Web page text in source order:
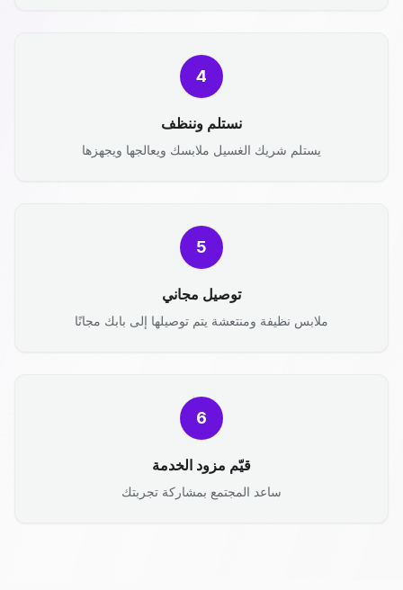
4
نستلم وننظف
يستلم شريك الغسيل ملابسك ويعالجها ويجهزها
5
توصيل مجاني
ملابس نظيفة ومنتعشة يتم توصيلها إلى بابك مجانًا
6
قيّم مزود الخدمة
ساعد المجتمع بمشاركة تجربتك